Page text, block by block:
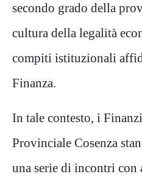
secondo grado della
cultura della legalità
compiti istituzionali
Finanza.
In tale contesto, i
Provinciale Cosenza
una serie di incontri